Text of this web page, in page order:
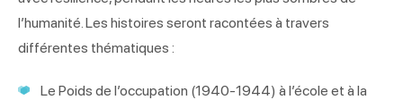
l’humanité. Les histoires seront racontées à travers
différentes thématiques :
Le Poids de l’occupation (1940-1944) à l’école et à la